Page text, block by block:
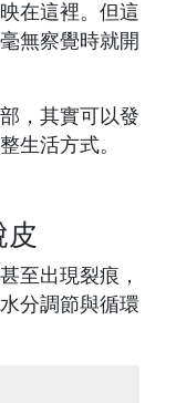
在這裡。但這
無察覺時就開
，其實可以發
生活方式。
皮
至出現裂痕，
分調節與循環